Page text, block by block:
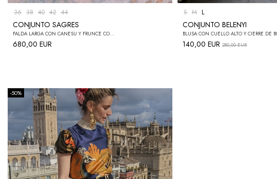
CONJUNTO SAGRES
FALDA LARGA CON CANESÚ Y FRUNCE CON CIERRE DE CREMALLERA EN LA ESPALDA + CAMISA ALGODÓN
680,00 EUR
36 38 40 42 44
CONJUNTO BELENYI
140,00 EUR 280,00 EUR
S M L
-50%